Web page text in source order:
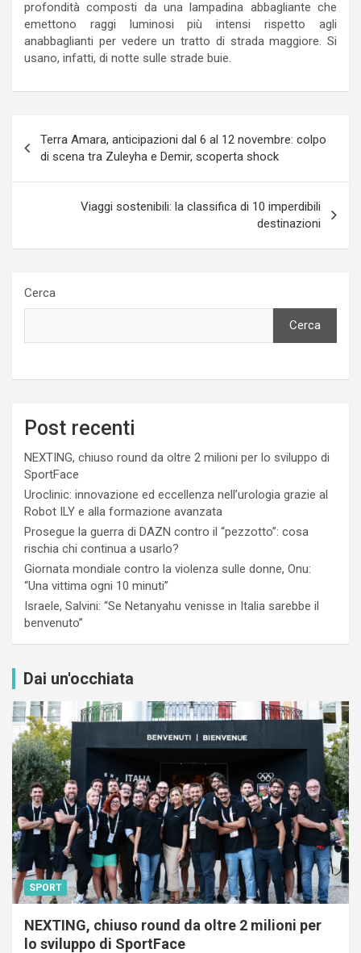
profondità composti da una lampadina abbagliante che
emettono raggi luminosi più intensi rispetto agli
anabbaglianti per vedere un tratto di strada maggiore. Si
usano, infatti, di notte sulle strade buie.
articoli
Terra Amara, anticipazioni dal 6 al 12 novembre: colpo
di scena tra Zuleyha e Demir, scoperta shock
Viaggi sostenibili: la classifica di 10 imperdibili
destinazioni
Cerca
Cerca
Post recenti
NEXTING, chiuso round da oltre 2 milioni per lo sviluppo di
SportFace
Uroclinic: innovazione ed eccellenza nell’urologia grazie al
Robot ILY e alla formazione avanzata
Prosegue la guerra di DAZN contro il “pezzotto”: cosa
rischia chi continua a usarlo?
Giornata mondiale contro la violenza sulle donne, Onu:
“Una vittima ogni 10 minuti”
Israele, Salvini: “Se Netanyahu venisse in Italia sarebbe il
benvenuto”
Dai un'occhiata
SPORT
NEXTING, chiuso round da oltre 2 milioni per
lo sviluppo di SportFace